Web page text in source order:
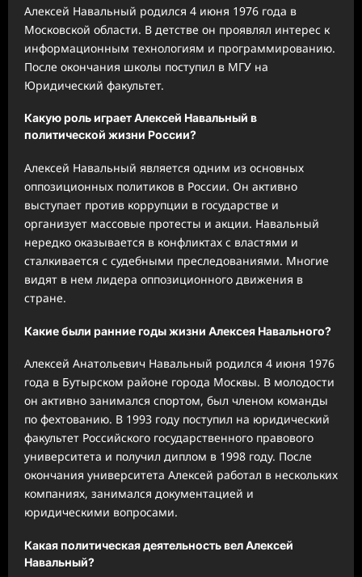
Алексей Навальный родился 4 июня 1976 года в
Московской области. В детстве он проявлял интерес к
информационным технологиям и программированию.
После окончания школы поступил в МГУ на
Юридический факультет.
Какую роль играет Алексей Навальный в
политической жизни России?
Алексей Навальный является одним из основных
оппозиционных политиков в России. Он активно
выступает против коррупции в государстве и
организует массовые протесты и акции. Навальный
нередко оказывается в конфликтах с властями и
сталкивается с судебными преследованиями. Многие
видят в нем лидера оппозиционного движения в
стране.
Какие были ранние годы жизни Алексея Навального?
Алексей Анатольевич Навальный родился 4 июня 1976
года в Бутырском районе города Москвы. В молодости
он активно занимался спортом, был членом команды
по фехтованию. В 1993 году поступил на юридический
факультет Российского государственного правового
университета и получил диплом в 1998 году. После
окончания университета Алексей работал в нескольких
компаниях, занимался документацией и
юридическими вопросами.
Какая политическая деятельность вел Алексей
Навальный?